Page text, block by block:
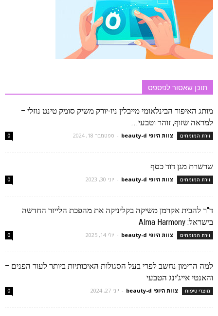
תוכן שאסור לפספס
מותג האיפור הבינלאומי מייבלין ניו-יורק משיק סומק טינט נוזלי –
למראה שזוף, זוהר וטבעי...
זירת המומחים צוות היופי beauty-d - ספטמבר 18, 2024 0
שרשרת מגן דוד כסף
זירת המומחים צוות היופי beauty-d - יוני 30, 2023 0
ד"ר להבית אקרמן משיקה בקליניקה את מהפכת הלייזר החדשה
בישראל: Alma Harmony
זירת המומחים צוות היופי beauty-d - יולי 14, 2025 0
למה הרימון נחשב לפרי בעל הסגולות האיכותיות ביותר לעור הפנים –
והאנטי אייג’ינג הטבעי
מוצרי טיפוח צוות היופי beauty-d - יוני 27, 2024 0